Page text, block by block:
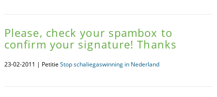
Please, check your spambox to
confirm your signature! Thanks
23-02-2011 | Petitie Stop schaliegaswinning in Nederland